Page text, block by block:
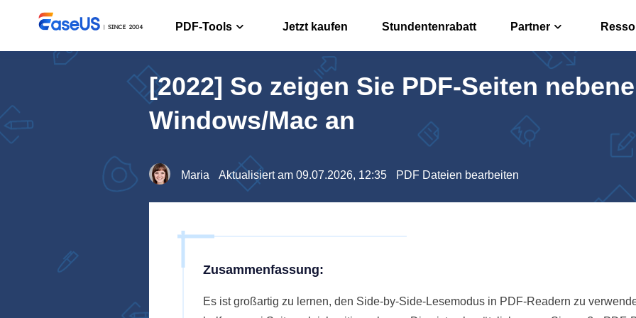
PDF-Tools
PDF Editor
PDF erstellen, bearbeiten oder konvertieren
Jetzt kaufen Stundentenrabatt Partner
Affiliate
Reseller
EaseUS
[2022] So zeigen Sie PDF-Seiten
Windows/Mac an
Maria Aktualisiert am 09.07.2026, 12:35 PDF Dateien bearbeiten
Zusammenfassung:
Es ist großartig zu lernen, den Side-by-Side-Lesemodus in PDF-Readern zu